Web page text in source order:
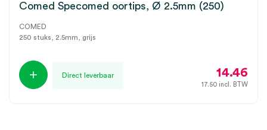
Comed Specomed oortips, Ø 2.5mm (250)
COMED
250 stuks, 2.5mm, grijs
Direct leverbaar 14.46
17.50 incl. BTW